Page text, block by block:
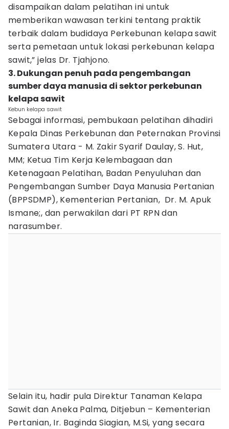
disampaikan dalam pelatihan ini untuk
memberikan wawasan terkini tentang praktik
terbaik dalam budidaya Perkebunan kelapa sawit
serta pemetaan untuk lokasi perkebunan kelapa
sawit,” jelas Dr. Tjahjono.
3. Dukungan penuh pada pengembangan
sumber daya manusia di sektor perkebunan
kelapa sawit
Kebun kelapa sawit
Sebagai informasi, pembukaan pelatihan dihadiri
Kepala Dinas Perkebunan dan Peternakan Provinsi
Sumatera Utara - M. Zakir Syarif Daulay, S. Hut,
MM; Ketua Tim Kerja Kelembagaan dan
Ketenagaan Pelatihan, Badan Penyuluhan dan
Pengembangan Sumber Daya Manusia Pertanian
(BPPSDMP), Kementerian Pertanian, Dr. M. Apuk
Ismane;, dan perwakilan dari PT RPN dan
narasumber.
Selain itu, hadir pula Direktur Tanaman Kelapa
Sawit dan Aneka Palma, Ditjebun – Kementerian
Pertanian, Ir. Baginda Siagian, M.Si, yang secara